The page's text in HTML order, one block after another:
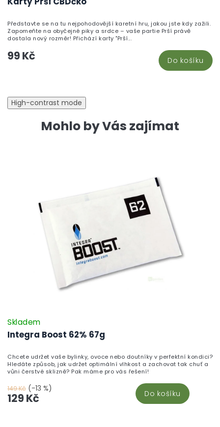
99 Kč Do košíku
Představte se na tu nejpohodovější karetní hru, jakou jste kdy zažili.
Zapomeňte na obyčejné piky a srdce – vaše partie Prší právě
dostala nový rozměr! Přichází karty "Prší...
High-contrast mode
Mohlo by Vás zajímat
Integra Boost 62% 67g
Skladem
149 Kč (-13 %)
129 Kč Do košíku
Chcete udržet vaše bylinky, ovoce nebo doutníky v perfektní kondici?
Hledáte způsob, jak udržet optimální vlhkost a zachovat tak chuť a
vůni čerstvé sklizně? Pak máme pro vás řešení!